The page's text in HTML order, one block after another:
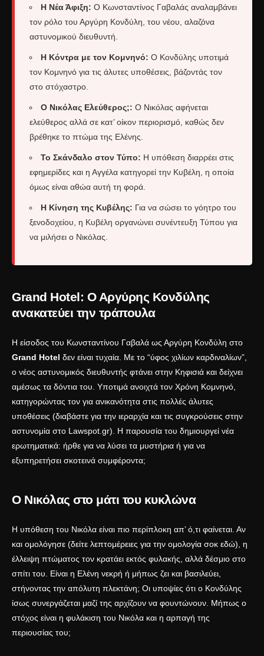
Η Νέα Άφιξη: Ο Κωνσταντίνος Γαβαλάς αναλαμβάνει
τον ρόλο του Αργύρη Κονδύλη, του νέου, αλαζόνα
αστυνομικού διευθυντή.
Η Κόντρα με τον Κομνηνό: Ο Κονδύλης υποτιμά
τον Κομνηνό για τις άλυτες υποθέσεις, βάζοντάς τον
στο στόχαστρο.
Ο Νικόλας Ελεύθερος;: Ο Νικόλας αφήνεται
ελεύθερος αλλά σε κατ’ οίκον περιορισμό, καθώς δεν
βρέθηκε το πτώμα της Ελένης.
Το Σκάνδαλο στον Τύπο: Η υπόθεση διαρρέει στις
εφημερίδες και η Αγγέλα κατηγορεί την Κυβέλη, η οποία
όμως είναι αθώα αυτή τη φορά.
Η Κίνηση της Κυβέλης: Για να σώσει το γόητρο του
ξενοδοχείου, η Κυβέλη οργανώνει συνέντευξη Τύπου για
να μιλήσει ο Νικόλας.
Grand Hotel: Ο Αργύρης Κονδύλης
ανακατεύει την τράπουλα
Η είσοδος του Κωνσταντίνου Γαβαλά ως Αργύρη Κονδύλη στο
Grand Hotel δεν είναι τυχαία. Με το “ύφος χιλίων καρδιναλίων”,
ο νέος αστυνομικός διευθυντής φτάνει στην Κηφισιά και δείχνει
αμέσως τα δόντια του. Υποτιμά ανοιχτά τον Χρόνη Κομνηνό,
κατηγορώντας τον για ανικανότητα στις πολλές άλυτες
υποθέσεις (διαβάστε για την ιεραρχία και τις συγκρούσεις στην
αστυνομία στο Lawspot.gr). Η παρουσία του δημιουργεί νέα
ερωτηματικά: ήρθε για να λύσει τα μυστήρια ή για να
εξυπηρετήσει σκοτεινά συμφέροντα;
Ο Νικόλας στο μάτι του κυκλώνα
Η υπόθεση του Νικόλα είναι πιο περίπλοκη απ’ ό,τι φαίνεται. Αν
και ομολόγησε (δείτε λεπτομέρειες για την ομολογία σοκ εδώ), η
έλλειψη πτώματος τον κρατάει εκτός φυλακής, αλλά δέσμιο στο
σπίτι του. Είναι η Ελένη νεκρή ή μήπως ζει και βασιλεύει,
στήνοντας την απόλυτη πλεκτάνη; Οι υποψίες ότι ο Κονδύλης
ίσως συνεργάζεται μαζί της αρχίζουν να φουντώνουν. Μήπως ο
στόχος είναι η φυλάκιση του Νικόλα και η αρπαγή της
περιουσίας του;